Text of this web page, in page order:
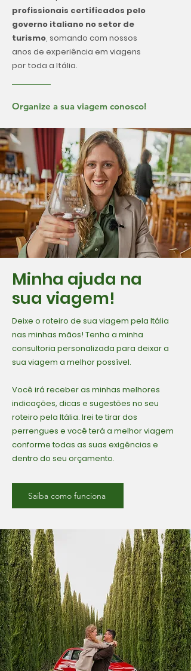
profissionais certificados pelo
governo italiano no setor de
turismo, somando com nossos
anos de experiência em viagens
por toda a Itália.
Organize a sua viagem conosco!
Minha ajuda na
sua viagem!
Deixe o roteiro de sua viagem pela Itália
nas minhas mãos! Tenha a minha
consultoria personalizada para deixar a
sua viagem a melhor possível.
Você irá receber as minhas melhores
indicações, dicas e sugestões no seu
roteiro pela Itália. Irei te tirar dos
perrengues e você terá a melhor viagem
conforme todas as suas exigências e
dentro do seu orçamento.
Saiba como funciona